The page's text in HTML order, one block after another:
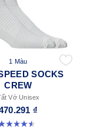
1 Màu
SOCKS
CREW
Vớ Unisex
₫
số 5 sao. 52 đánh giá